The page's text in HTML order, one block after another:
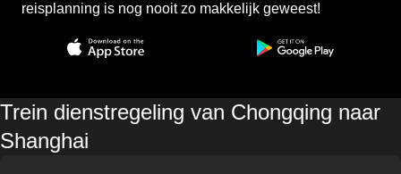
reisplanning is nog nooit zo makkelijk geweest!
Trein dienstregeling van Chongqing naar
Shanghai